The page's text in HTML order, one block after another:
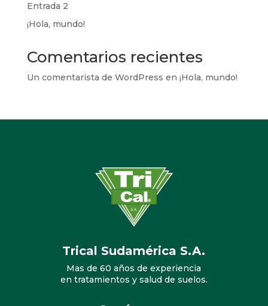
Entrada 2
¡Hola, mundo!
Comentarios recientes
Un comentarista de WordPress en ¡Hola, mundo!
Trical Sudamérica S.A.
Mas de 60 años de experiencia
en tratamientos y salud de suelos.